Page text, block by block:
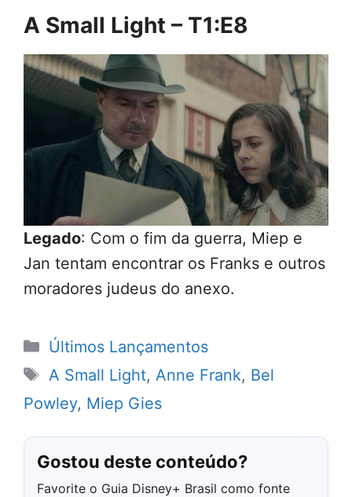
A Small Light – T1:E8
Legado: Com o fim da guerra, Miep e
Jan tentam encontrar os Franks e outros
moradores judeus do anexo.
Categorias
Últimos Lançamentos
Tags
A Small Light, Anne Frank, Bel
Powley, Miep Gies
Gostou deste conteúdo?
Favorite o Guia Disney+ Brasil como fonte